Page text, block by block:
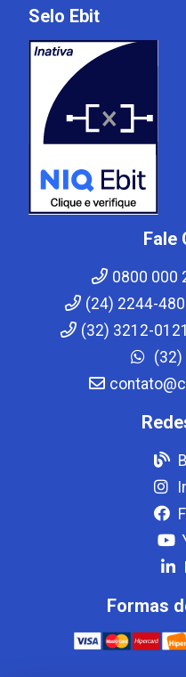
Selo Ebit
Fale
0800 000
(24) 2244-
(32) 3212-
Formas